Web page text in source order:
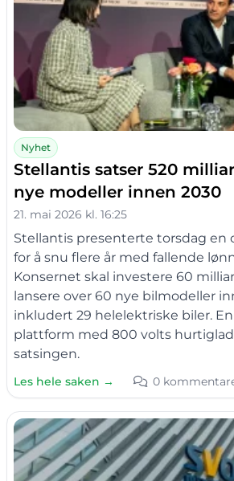
Nyhet
Stellantis satser 520
nye modeller innen 2030
21. mai 2026 kl. 16:25
Stellantis presenterte torsdag en
for å snu flere år med fallende
Konsernet skal investere 60
lansere over 60 nye bilmodeller
inkludert 29 helelektriske biler.
plattform med 800 volts
satsingen.
Les hele saken → 0